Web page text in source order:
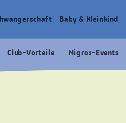
Baby & Kleinkind
Club-Vorteile Migros-Events